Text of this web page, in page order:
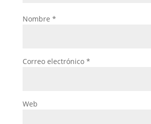
Nombre *
Correo electrónico *
Web